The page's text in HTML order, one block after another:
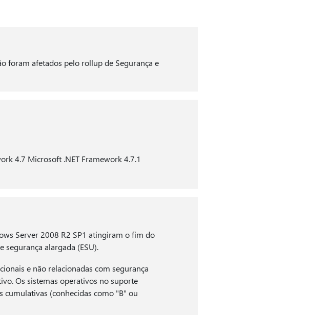
foram afetados pelo rollup de Segurança e
4.7 Microsoft .NET Framework 4.7.1
Server 2008 R2 SP1 atingiram o fim do
segurança alargada (ESU).
e não relacionadas com segurança
Os sistemas operativos no suporte
cumulativas (conhecidas como "B" ou